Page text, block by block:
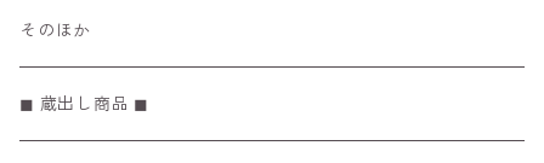
ぽち袋
メモ帳 / リフィル
そのほか
◼︎ 蔵出し商品 ◼︎